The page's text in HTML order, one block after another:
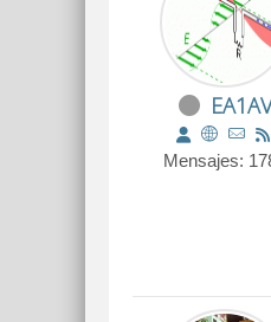
EA1AV
Mensajes: